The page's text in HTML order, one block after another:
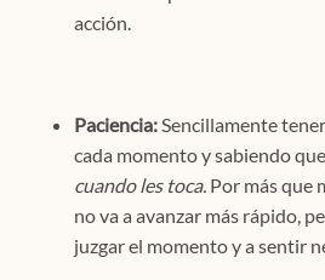
acción.
Paciencia:Sencillamente
cada momento y sabiendo que
cuando les toca. Por más que
no va a avanzar más rápido,
juzgar el momento y a sentir